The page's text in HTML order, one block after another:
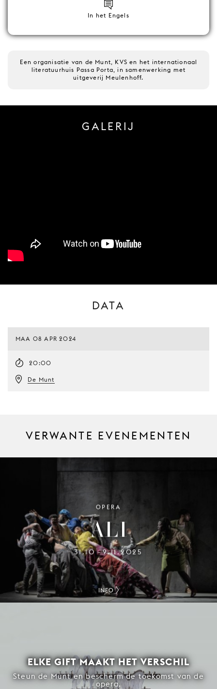
In het Engels
Een organisatie van de Munt, KVS en het internationaal
literatuurhuis Passa Porta, in samenwerking met
uitgeverij Meulenhoff.
GALERIJ
DATA
MAA 08 APR 2024
20:00
De Munt
VERWANTE EVENEMENTEN
OPERA
ALI
31.10–9.11.2025
INFO
ELKE GIFT MAAKT HET VERSCHIL
Steun de Munt en bescherm de toekomst van de
opera.